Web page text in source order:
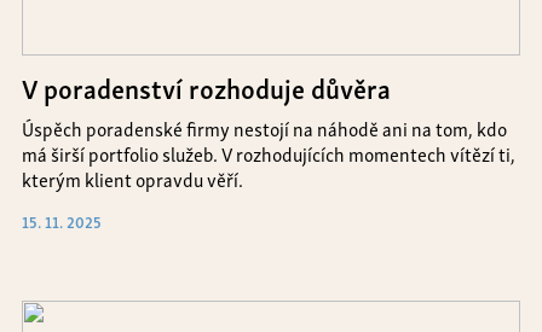
V poradenství rozhoduje důvěra
Úspěch poradenské firmy nestojí na náhodě ani na tom, kdo
má širší portfolio služeb. V rozhodujících momentech vítězí ti,
kterým klient opravdu věří.
15. 11. 2025